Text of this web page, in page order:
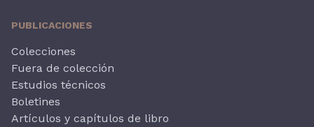
PUBLICACIONES
Colecciones
Fuera de colección
Estudios técnicos
Boletines
Artículos y capítulos de libro